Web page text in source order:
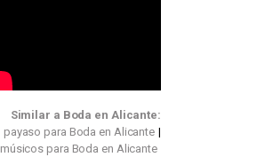
Similar a Boda en Alicante:
payaso para Boda en Alicante
músicos para Boda en Alicante